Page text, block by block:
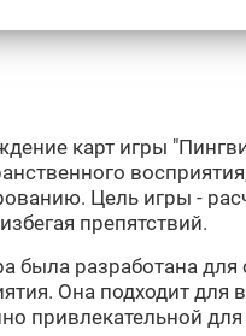
карт игры
Цель игры -
препятствий.
была разработана
Она подходит для
привлекательной для